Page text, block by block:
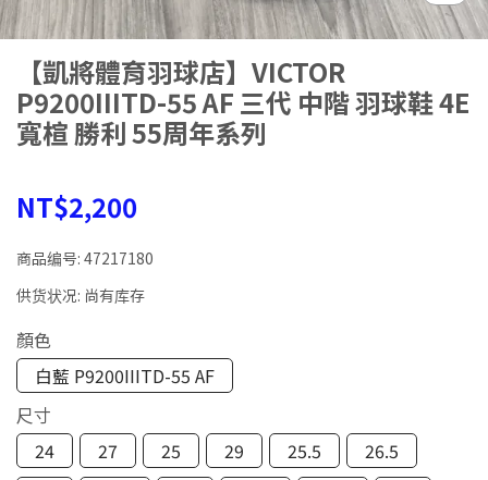
【凱將體育羽球店】VICTOR
P9200IIITD-55 AF 三代 中階 羽球鞋 4E
寬楦 勝利 55周年系列
NT$2,200
商品编号: 47217180
供货状况: 尚有库存
顏色
白藍 P9200IIITD-55 AF
尺寸
24
27 25 29 25.5
26.5